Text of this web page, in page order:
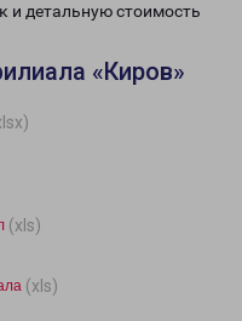
и детальную стоимость
«Киров»
(xls)
(xls)